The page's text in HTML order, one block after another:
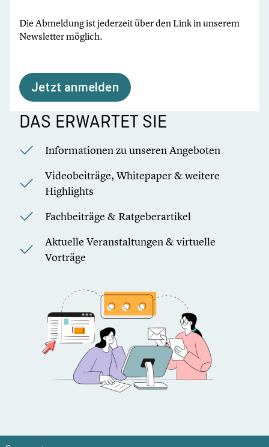
Die Abmeldung ist jederzeit über den Link in unserem
Newsletter möglich.
Jetzt anmelden
DAS ERWARTET SIE
Informationen zu unseren Angeboten
Videobeiträge, Whitepaper & weitere
Highlights
Fachbeiträge & Ratgeberartikel
Aktuelle Veranstaltungen & virtuelle
Vorträge